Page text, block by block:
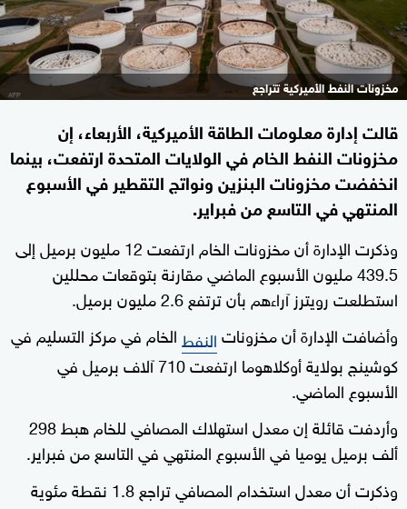
مخزونات النفط الأميركية تتراجع
قالت إدارة معلومات الطاقة الأميركية، الأربعاء، إن
مخزونات النفط الخام في الولايات المتحدة ارتفعت، بينما
انخفضت مخزونات البنزين ونواتج التقطير في الأسبوع
المنتهي في التاسع من فبراير.
وذكرت الإدارة أن مخزونات الخام ارتفعت 12 مليون برميل إلى
439.5 مليون الأسبوع الماضي مقارنة بتوقعات محللين
استطلعت رويترز آراءهم بأن ترتفع 2.6 مليون برميل.
وأضافت الإدارة أن مخزوناتالنفطالخام في مركز التسليم في
كوشينج بولاية أوكلاهوما ارتفعت 710 آلاف برميل في
الأسبوع الماضي.
وأردفت قائلة إن معدل استهلاك المصافي للخام هبط 298
ألف برميل يوميا في الأسبوع المنتهي في التاسع من فبراير.
وذكرت أن معدل استخدام المصافي تراجع 1.8 نقطة مئوية